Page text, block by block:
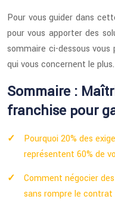
Pour vous guider dans
pour vous apporter des
sommaire ci-dessous
qui vous concernent le plus.
Sommaire :
franchise pour
Pourquoi 20% des
représentent 60% de
Comment négocier
sans rompre le contrat